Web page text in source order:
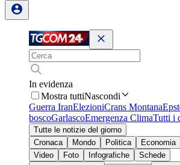
In evidenza
Mostra tuttiNascondi
Guerra IranElezioniCrans Montana
boscoGarlascoEmergenza ClimaTutti i
Tutte le notizie del giorno
Cronaca
Mondo Politica Economia
Video
Foto Infografiche
Schede